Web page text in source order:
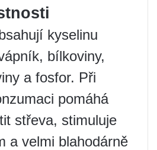
kyselinu
bílkoviny,
a fosfor. Při
pomáhá
střeva, stimuluje
a velmi blahodárně